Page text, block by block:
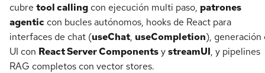
cubre tool calling con ejecución multi paso, patrones
agentic con bucles autónomos, hooks de React para
interfaces de chat (useChat, useCompletion), generación
UI con React Server ComponentsystreamUI, y pipelines
RAG completos con vector stores.